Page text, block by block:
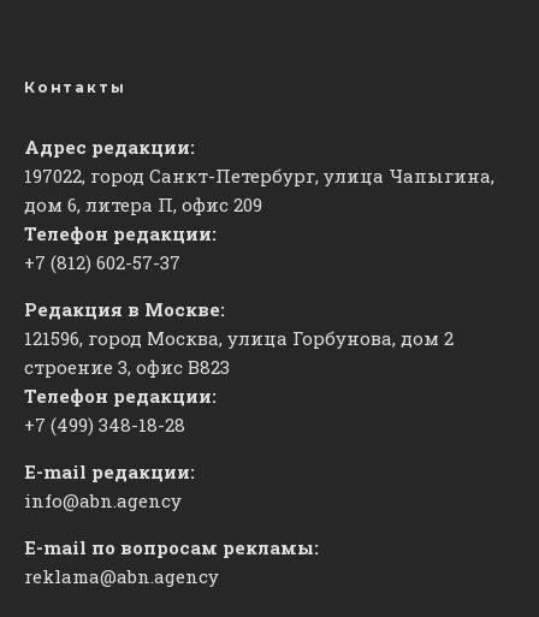
Контакты
Адрес редакции:
197022, город Санкт-Петербург, улица Чапыгина,
дом 6, литера П, офис 209
Телефон редакции:
+7 (812) 602-57-37
Редакция в Москве:
121596, город Москва, улица Горбунова, дом 2
строение 3, офис ​В823
Телефон редакции:
+7 (499) 348-18-28
E-mail редакции:
info@abn.agency
E-mail по вопросам рекламы:
reklama@abn.agency